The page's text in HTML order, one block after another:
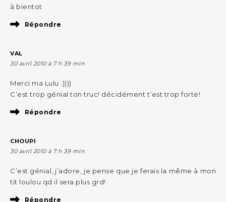
à bientot
Répondre
VAL
30 avril 2010 à 7 h 39 min
Merci ma Lulu :))))
C’est trop génial ton truc! décidément t’est trop forte!
Répondre
CHOUPI
30 avril 2010 à 7 h 39 min
C’est génial, j’adore, je pense que je ferais la même à mon
tit loulou qd il sera plus grd!
Répondre